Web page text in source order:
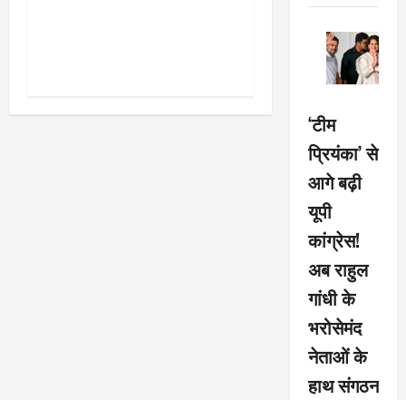
‘टीम
प्रियंका’ से
आगे बढ़ी
यूपी
कांग्रेस!
अब राहुल
गांधी के
भरोसेमंद
नेताओं के
हाथ संगठन